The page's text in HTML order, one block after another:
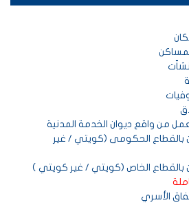
من واقع ديوان الخدمة المدنية
بالقطاع الحكومى (كويتي / غير
بالقطاع الخاص (كويتي / غير كويتي )
الأسري